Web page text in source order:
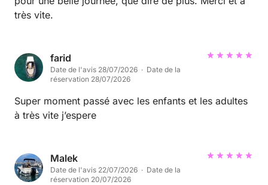
très vite.
farid
Date de l'avis 28/07/2026 · Date de la
réservation 28/07/2026
Super moment passé avec les enfants et les adultes
à très vite j’espere
Malek
Date de l'avis 22/07/2026 · Date de la
réservation 20/07/2026